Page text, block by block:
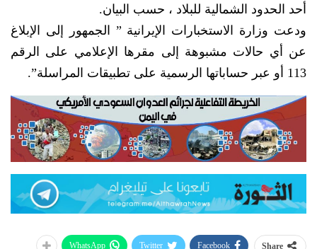
أحد الحدود الشمالية للبلاد ، حسب البيان.
ودعت وزارة الاستخبارات الإيرانية ” الجمهور إلى الإبلاغ
عن أي حالات مشبوهة إلى مقرها الإعلامي على الرقم
113 أو عبر حساباتها الرسمية على تطبيقات المراسلة”.
Share
Facebook
Twitter
WhatsApp